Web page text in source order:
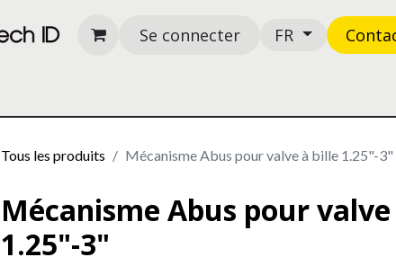
Se connecter FR
Tous les produits Mécanisme Abus pour valve à bille 1.25"-3"
Mécanisme Abus pour
1.25"-3"